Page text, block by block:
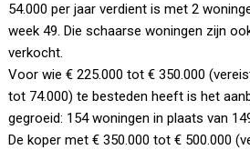
54.000 per jaar verdient is met 2
week 49. Die schaarse woningen zijn
verkocht.
Voor wie € 225.000 tot € 350.000
tot 74.000) te besteden heeft is het
gegroeid: 154 woningen in plaats van
De koper met € 350.000 tot € 500.000